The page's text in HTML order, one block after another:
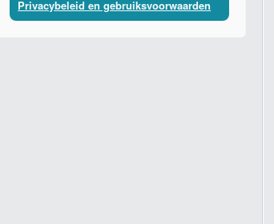
Privacybeleid en gebruiksvoorwaarden